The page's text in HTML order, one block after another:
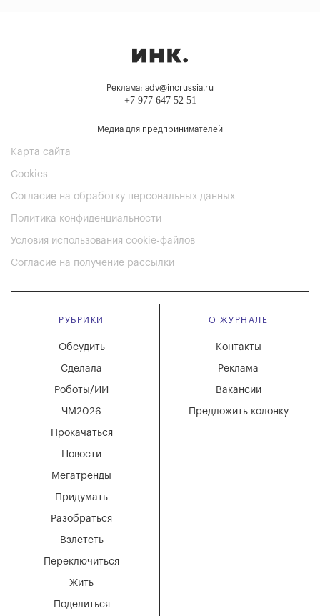
Реклама: adv@incrussia.ru
+7 977 647 52 51
Медиа для предпринимателей
Карта сайта
Cookies
Согласие на обработку персональных данных
Политика конфиденциальности
Условия использования cookie-файлов
Согласие на получение рассылки
РУБРИКИ
Мегатренды
Придумать
Разобраться
Взлететь
Новости
Переключиться
Жить
Поделиться
Обсудить
Сделала
Роботы/ИИ
ЧМ2026
Прокачаться
О ЖУРНАЛЕ
Вакансии
Реклама
Контакты
Предложить колонку